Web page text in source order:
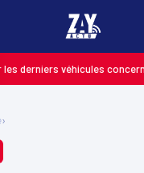
véhicules concernés
›